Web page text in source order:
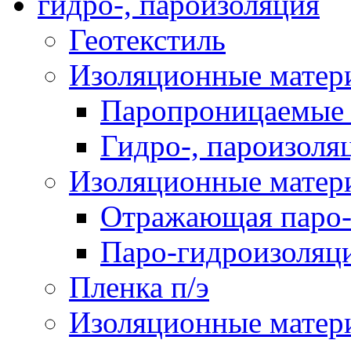
Геотекстиль
Изоляционные
Гидро-,
Изоляционные
Отражающая
Паро-
Пленка п/э
Изоляционные